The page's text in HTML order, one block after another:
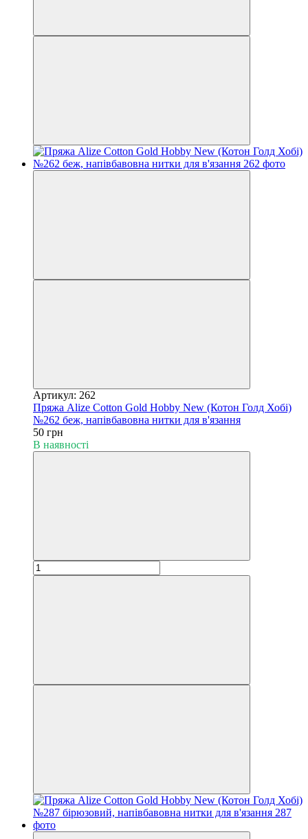
Артикул: 262
Пряжа Alize Cotton Gold Hobby New (Котон Голд Хобі)
№262 беж, напівбавовна нитки для в'язання
50 грн
В наявності